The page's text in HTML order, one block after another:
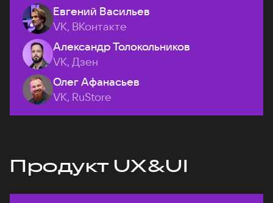
Евгений Васильев
VK, ВКонтакте
Александр Толокольников
VK, Дзен
Олег Афанасьев
VK, RuStore
Продукт UX&UI